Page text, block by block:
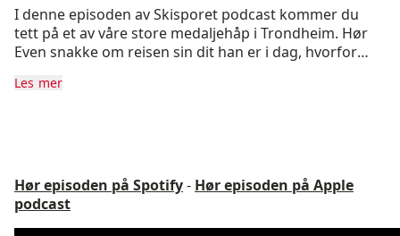
I denne episoden av Skisporet podcast kommer du
tett på et av våre store medaljehåp i Trondheim. Hør
Even snakke om reisen sin dit han er i dag, hvorfor
vendepunktet.
Les mer
Hør episoden på Spotify- Hør episoden på Apple
podcast